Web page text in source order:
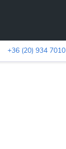
+36 (20) 934 7010